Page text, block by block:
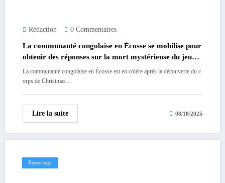
Rédaction 0 Commentaires
La communauté congolaise en Écosse se mobilise pour
obtenir des réponses sur la mort mystérieuse du jeune
congolais Christmas Boina Kazadi
La communauté congolaise en Écosse est en colère après la découverte du c
orps de Christmas…
Lire la suite 08/10/2025
Reportage